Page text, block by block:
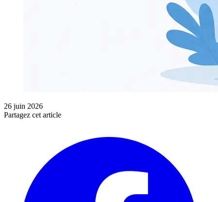
26 juin 2026
Partagez cet article